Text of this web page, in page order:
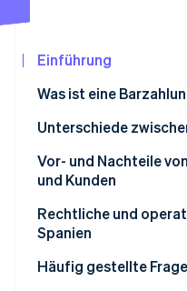
CO₂-Entnahme
Identity
Online-
Erfahren
Jetzt
Einführung
Was ist eine
Unterschiede
Vor- und Nachteile
und Kunden
Vorteile für
Nachteile für
Vorteile für Kundinnen
Rechtliche und
Spanien
Häufig gestellte